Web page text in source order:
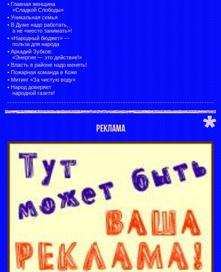
• Главная женщина
«Сладкой Слободы»
• Уникальная семья
• В Думе надо работать,
а не «место занимать»!
• «Народный бюджет» —
польза для народа
• Аркадий Зубков:
«Энергия — это действие!»
• Власть в районе надо менять!
• Пожарная команда в Коже
• Митинг «За чистую воду»
• Народ доверяет
народной газете!
РЕКЛАМА